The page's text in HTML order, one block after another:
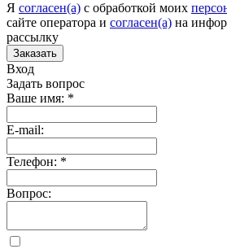
Я согласен(а) c обработкой моих
сайте оператора и согласен(а) на
рассылку
Заказать
Вход
Задать вопрос
Ваше имя: *
E-mail:
Телефон: *
Вопрос: